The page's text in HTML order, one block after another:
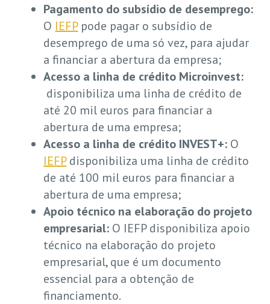
Pagamento do subsídio de desemprego:
O IEFPpode pagar o subsídio de
desemprego de uma só vez, para ajudar
a financiar a abertura da empresa;
Acesso a linha de crédito Microinvest:
disponibiliza uma linha de crédito de
até 20 mil euros para financiar a
abertura de uma empresa;
Acesso a linha de crédito INVEST+: O
IEFPdisponibiliza uma linha de crédito
de até 100 mil euros para financiar a
abertura de uma empresa;
Apoio técnico na elaboração do projeto
empresarial: O IEFP disponibiliza apoio
técnico na elaboração do projeto
empresarial, que é um documento
essencial para a obtenção de
financiamento.